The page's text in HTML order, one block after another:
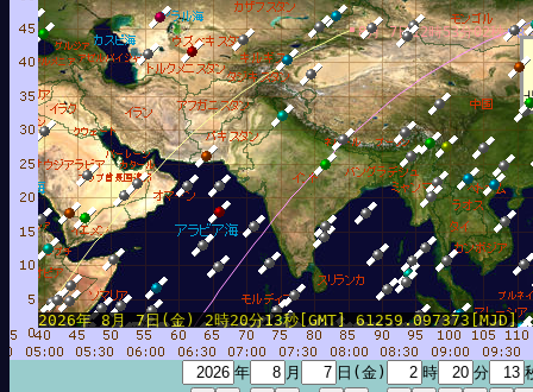
8
8月 7日12時53分02秒
2026年 8月 7日(金) 2時20分13秒[GMT] 61259.097373[MJD]
年 月 日(金) 時 分